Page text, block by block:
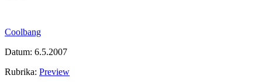
Coolbang
Datum: 6.5.2007
Rubrika: Preview